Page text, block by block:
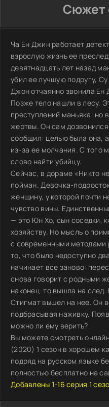
Сюжет
Ча Ен Джин работает
взрослую жизнь ее
девятнадцать лет назад
убил ее лучшую подругу,
Джон отчаянно звонила Ен
Позже тело нашли в лесу.
преступлений маньяка, но
жертвы. Он сам
сообщил: целью была она,
из-за ее молчания. С того
слово найти убийцу.
Сейчас, в дораме «Никто
пойман. Девочка-
женщину, у которой почти
чувство вины.
— это Юн Хо, сын соседки,
хозяйству. Но мысль о
с современными методами
то, что было недоступно
начинает все заново:
снова говорит с родными
наконец-то вышла на след.
Стигмат вышел на нее. Он
подбрасывая наживку.
можно ли ему верить?
Вы можете смотреть
(2020) 1 сезон в хорошем
подряд на русском языке
полностью бесплатно на
Добавлены 1-16 серия 1